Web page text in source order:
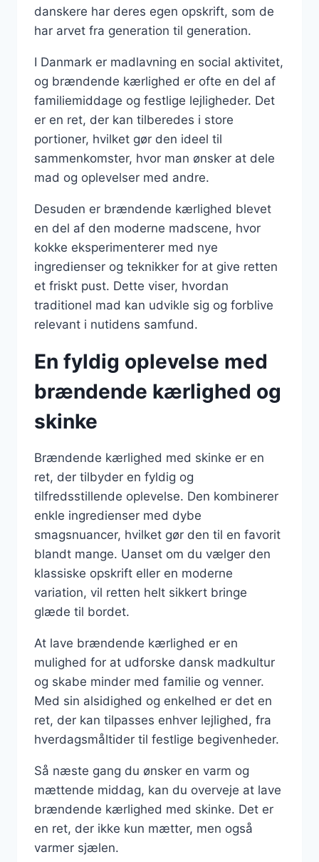
danskere har deres egen opskrift, som de
har arvet fra generation til generation.
I Danmark er madlavning en social aktivitet,
og brændende kærlighed er ofte en del af
familiemiddage og festlige lejligheder. Det
er en ret, der kan tilberedes i store
portioner, hvilket gør den ideel til
sammenkomster, hvor man ønsker at dele
mad og oplevelser med andre.
Desuden er brændende kærlighed blevet
en del af den moderne madscene, hvor
kokke eksperimenterer med nye
ingredienser og teknikker for at give retten
et friskt pust. Dette viser, hvordan
traditionel mad kan udvikle sig og forblive
relevant i nutidens samfund.
En fyldig oplevelse med
brændende kærlighed og
skinke
Brændende kærlighed med skinke er en
ret, der tilbyder en fyldig og
tilfredsstillende oplevelse. Den kombinerer
enkle ingredienser med dybe
smagsnuancer, hvilket gør den til en favorit
blandt mange. Uanset om du vælger den
klassiske opskrift eller en moderne
variation, vil retten helt sikkert bringe
glæde til bordet.
At lave brændende kærlighed er en
mulighed for at udforske dansk madkultur
og skabe minder med familie og venner.
Med sin alsidighed og enkelhed er det en
ret, der kan tilpasses enhver lejlighed, fra
hverdagsmåltider til festlige begivenheder.
Så næste gang du ønsker en varm og
mættende middag, kan du overveje at lave
brændende kærlighed med skinke. Det er
en ret, der ikke kun mætter, men også
varmer sjælen.